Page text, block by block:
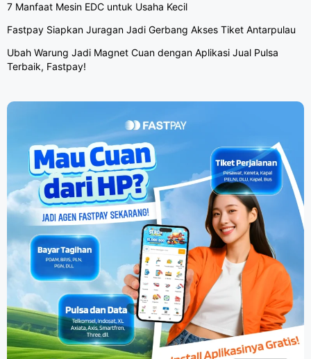
7 Manfaat Mesin EDC untuk Usaha Kecil
Fastpay Siapkan Juragan Jadi Gerbang Akses Tiket Antarpulau
Ubah Warung Jadi Magnet Cuan dengan Aplikasi Jual Pulsa
Terbaik, Fastpay!